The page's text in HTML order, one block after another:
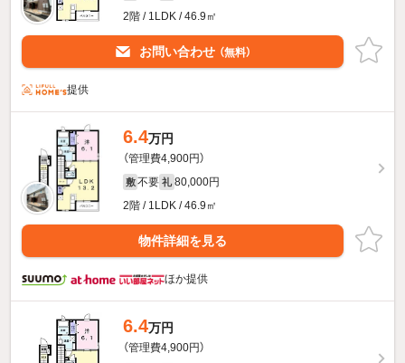
2階 / 1LDK / 46.9㎡
お問い合わせ （無料）
提供
6.4万円
（管理費4,900円）
敷 不要 礼 80,000円
2階 / 1LDK / 46.9㎡
物件詳細を見る
ほか提供
6.4万円
（管理費4,900円）